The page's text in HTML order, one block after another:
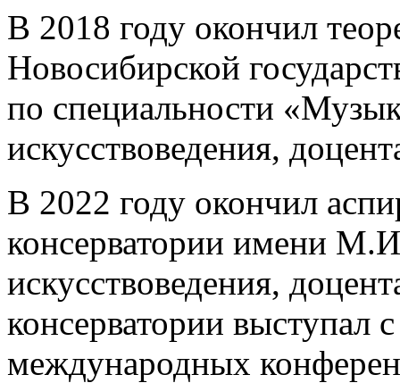
В 2018 году окончил
Новосибирской
по специальности
искусствоведения,
В 2022 году окончил
консерватории имени
искусствоведения,
консерватории выступал
международных